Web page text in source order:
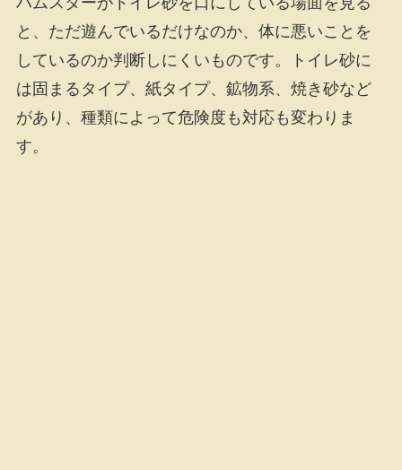
と、ただ遊んでいるだけなのか、体に悪いことを
しているのか判断しにくいものです。トイレ砂に
は固まるタイプ、紙タイプ、鉱物系、焼き砂など
があり、種類によって危険度も対応も変わりま
す。